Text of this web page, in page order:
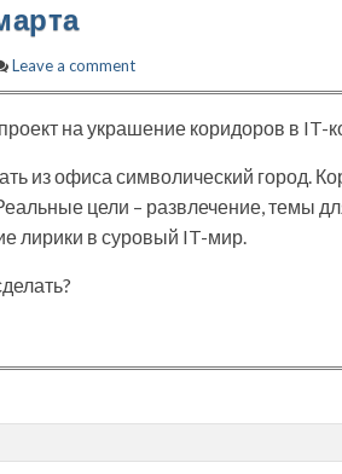
Leave a comment
на украшение коридоров в IT-
из офиса символический город.
цели – развлечение, темы
лирики в суровый IT-мир.